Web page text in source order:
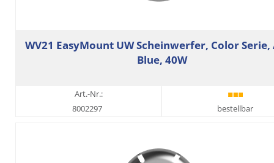
WV21 EasyMount UW Scheinwerfer, Color Serie,
Blue, 40W
Art.-Nr.:
8002297
bestellbar